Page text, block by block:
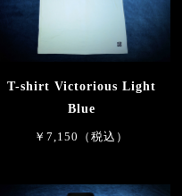
T-shirt Victorious Light
Blue
￥7,150（税込）